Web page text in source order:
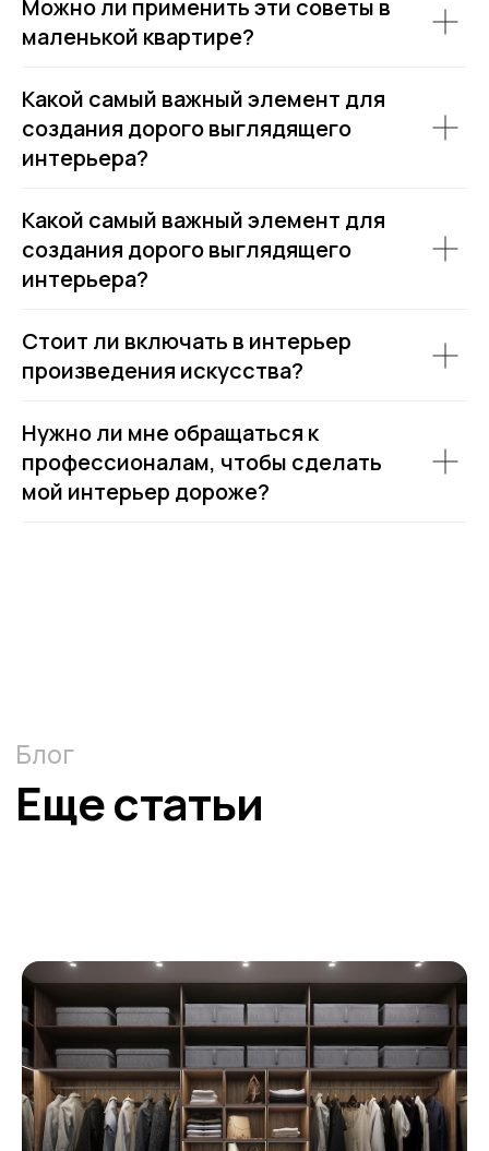
Можно ли применить эти советы в
маленькой квартире?
Какой самый важный элемент для
создания дорого выглядящего
интерьера?
Какой самый важный элемент для
создания дорого выглядящего
интерьера?
Стоит ли включать в интерьер
произведения искусства?
Нужно ли мне обращаться к
профессионалам, чтобы сделать
мой интерьер дороже?